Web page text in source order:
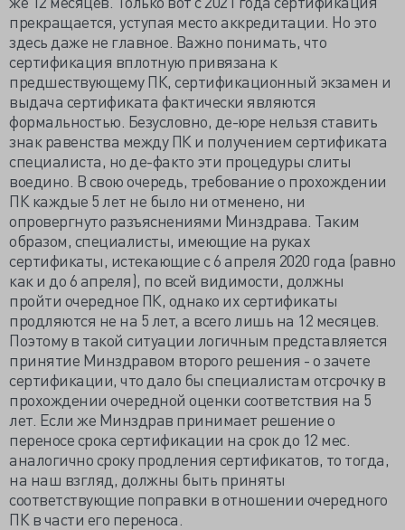
прекращается, уступая место аккредитации. Но это
здесь даже не главное. Важно понимать, что
сертификация вплотную привязана к
предшествующему ПК, сертификационный экзамен и
выдача сертификата фактически являются
формальностью. Безусловно, де-юре нельзя ставить
знак равенства между ПК и получением сертификата
специалиста, но де-факто эти процедуры слиты
воедино. В свою очередь, требование о прохождении
ПК каждые 5 лет не было ни отменено, ни
опровергнуто разъяснениями Минздрава. Таким
образом, специалисты, имеющие на руках
сертификаты, истекающие с 6 апреля 2020 года (равно
как и до 6 апреля), по всей видимости, должны
пройти очередное ПК, однако их сертификаты
продляются не на 5 лет, а всего лишь на 12 месяцев.
Поэтому в такой ситуации логичным представляется
принятие Минздравом второго решения - о зачете
сертификации, что дало бы специалистам отсрочку в
прохождении очередной оценки соответствия на 5
лет. Если же Минздрав принимает решение о
переносе срока сертификации на срок до 12 мес.
аналогично сроку продления сертификатов, то тогда,
на наш взгляд, должны быть приняты
соответствующие поправки в отношении очередного
ПК в части его переноса.